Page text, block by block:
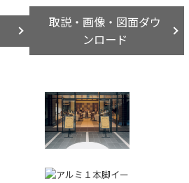
取説・画像・図面ダウ
ンロード